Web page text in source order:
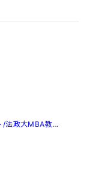
/法政大MBA教